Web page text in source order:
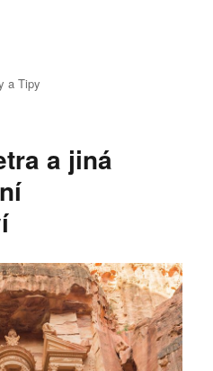
– město které
a Tipy
a jiná